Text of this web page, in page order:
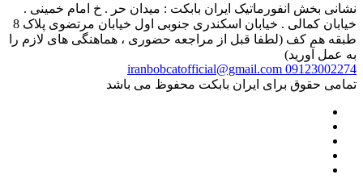
نشانی بخش انفورماتیک ایران بابکت : میدان حر . خ امام خمینی .
خیابان کمالی . خیابان اسکندری جنوبی اول خیابان مرتضوی پلاک 8
طبقه هم کف (لطفا قبل از مراجعه حضوری ، هماهنگی های لازم را
به عمل آورید)
09123002274
iranbobcatofficial@gmail.com
تمامی حقوق برای ایران بابکت محفوظ می باشد